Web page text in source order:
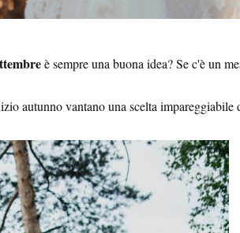
è sempre una buona idea? Se c'è un
autunno vantano una scelta